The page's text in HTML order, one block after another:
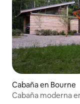
Cabaña en Bourne
Cabaña moderna